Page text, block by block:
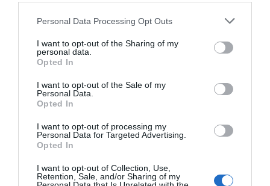
Please note that this website/app uses one or more Google
not limited to your visit or usage behaviour. You may click to
grant or deny consent to Google and its third-party tags to
use your data for below specified purposes in below Google
consent section.
Personal Data Processing Opt Outs
I want to opt-out of the Sharing of my
personal data.
Opted In
I want to opt-out of the Sale of my
Personal Data.
Opted In
I want to opt-out of processing my
Personal Data for Targeted Advertising.
Opted In
I want to opt-out of Collection, Use,
Retention, Sale, and/or Sharing of my